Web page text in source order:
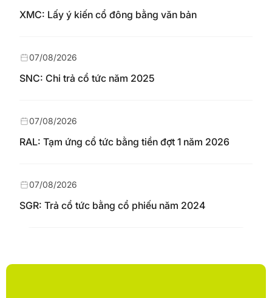
XMC: Lấy ý kiến cổ đông bằng văn bản
SNC: Chi trả cổ tức năm 2025
07/08/2026
RAL: Tạm ứng cổ tức bằng tiền đợt 1 năm 2026
07/08/2026
SGR: Trả cổ tức bằng cổ phiếu năm 2024
07/08/2026